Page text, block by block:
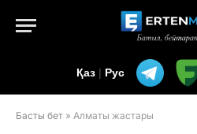
Қаз | Рус
Басты бет » Алматы жастары